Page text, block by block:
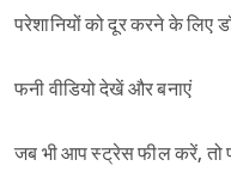
परेशानियों को दूर करने के लिए
फनी वीडियो देखें और बनाएं
जब भी आप स्ट्रेस फील करें, तो